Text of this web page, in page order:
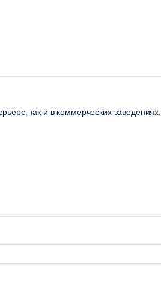
так и в коммерческих заведениях,